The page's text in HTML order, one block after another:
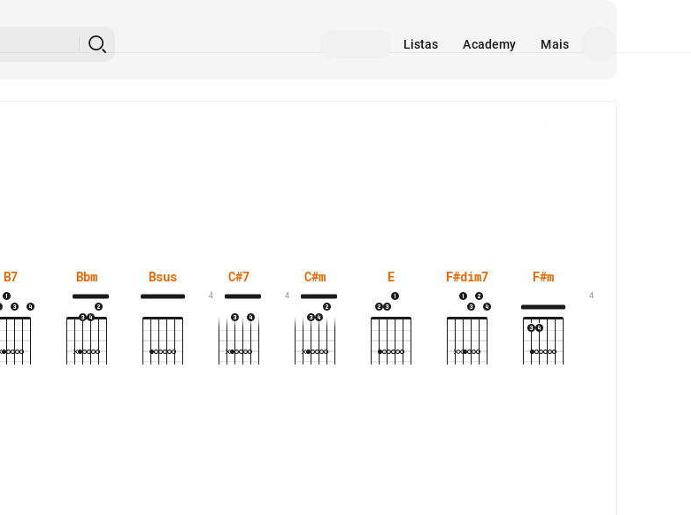
Listas Academy Mais
B7 Bbm Bsus C#7
4
C#m
4
E F#dim7 F#m
4